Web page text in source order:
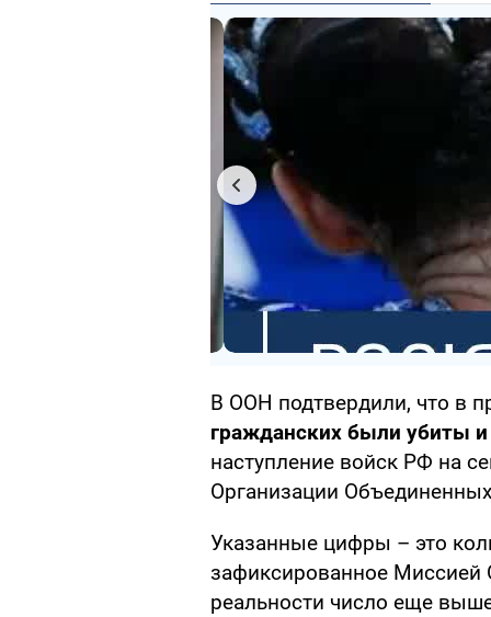
В ООН подтвердили, что в
гражданских были убиты
наступление войск РФ на
Организации
Указанные цифры – это
зафиксированное Миссией
реальности число еще